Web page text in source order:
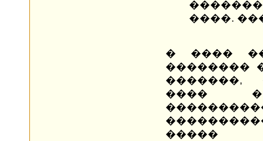
����.
� ����
��������
�������,
����
�����